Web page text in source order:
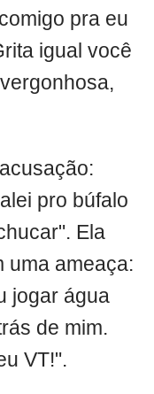
pra eu
igual você
pro búfalo
Ela
uma ameaça:
jogar água
de mim.
VT!".